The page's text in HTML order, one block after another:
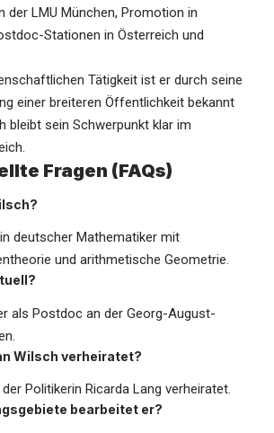
der LMU München, Promotion in
Stationen in Österreich und
Tätigkeit ist er durch seine
einer breiteren Öffentlichkeit bekannt
bleibt sein Schwerpunkt klar im
Fragen (FAQs)
deutscher Mathematiker mit
und arithmetische Geometrie.
als Postdoc an der Georg-August-
Wilsch verheiratet?
Politikerin Ricarda Lang verheiratet.
bearbeitet er?